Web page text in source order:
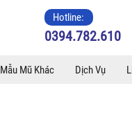
Hotline:
0394.782.610
Mẫu Mũ Khác Dịch Vụ